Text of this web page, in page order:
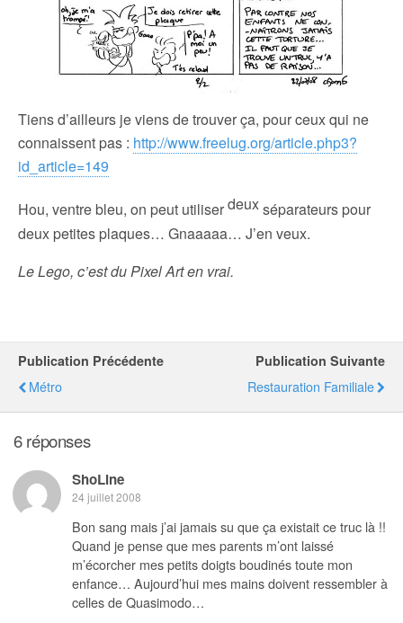
Tiens d’ailleurs je viens de trouver ça, pour ceux qui ne
connaissent pas : http://www.freelug.org/article.php3?
id_article=149
Hou, ventre bleu, on peut utiliserdeuxséparateurs pour
deux petites plaques… Gnaaaaa… J’en veux.
Le Lego, c’est du Pixel Art en vrai.
Publication Précédente
Métro
Publication Suivante
Restauration Familiale
6 réponses
ShoLine
24 juillet 2008
Bon sang mais j’ai jamais su que ça existait ce truc là !!
Quand je pense que mes parents m’ont laissé
m’écorcher mes petits doigts boudinés toute mon
enfance… Aujourd’hui mes mains doivent ressembler à
celles de Quasimodo…